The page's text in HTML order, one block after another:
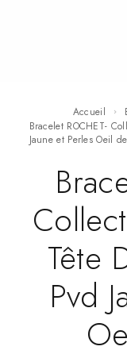
Accueil
Bracelet ROCHET- Collection Talisman – Tête de Tigre Acier Pvd
Jaune et Perles Oeil
Tête
Pvd